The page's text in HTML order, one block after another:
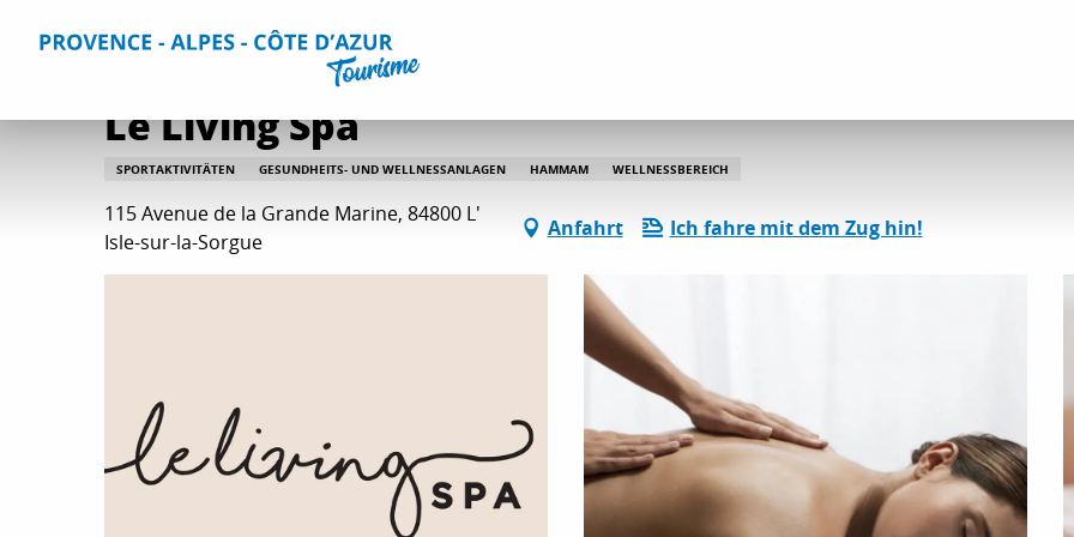
Home Aktivitäten Entspannung und Unterhaltung
Le Living Spa
SPORTAKTIVITÄTEN GESUNDHEITS- UND WELLNESSANLAGEN HAMMAM WELLNESSBEREICH
115 Avenue de la Grande Marine, 84800 L'
Isle-sur-la-Sorgue
Anfahrt Ich fahre mit dem Zug hin!